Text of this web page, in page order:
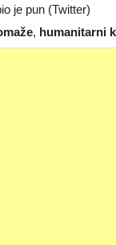
je pun (Twitter)
, humanitarni